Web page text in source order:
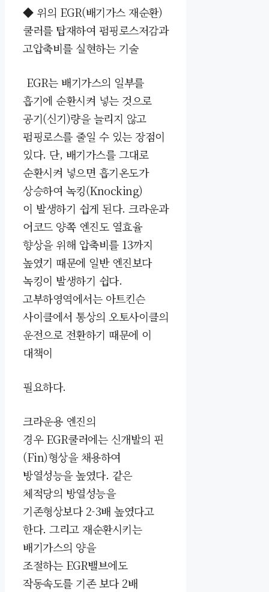
◆ 위의 EGR(배기가스 재순환)
쿨러를 탑재하여 펌핑로스저감과
고압축비를 실현하는 기술
EGR는 배기가스의 일부를
흡기에 순환시켜 넣는 것으로
공기(신기)량을 늘리지 않고
펌핑로스를 줄일 수 있는 장점이
있다. 단, 배기가스를 그대로
순환시켜 넣으면 흡기온도가
상승하여 녹킹(Knocking)
이 발생하기 쉽게 된다. 크라운과
어코드 양쪽 엔진도 열효율
향상을 위해 압축비를 13까지
높였기 때문에 일반 엔진보다
녹킹이 발생하기 쉽다.
고부하영역에서는 아트킨슨
사이클에서 통상의 오토사이클의
운전으로 전환하기 때문에 이
대책이
필요하다.
크라운용 엔진의
경우EGR쿨러에는 신개발의 핀
(Fin)형상을 채용하여
방열성능을 높였다. 같은
체적당의 방열성능을
기존형상보다 2-3배 높였다고
한다. 그리고 재순환시키는
배기가스의 양을
조절하는 EGR밸브에도
작동속도를 기존 보다 2배